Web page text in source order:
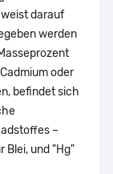
darauf
werden
oder
befindet sich
–
Blei, und "Hg"